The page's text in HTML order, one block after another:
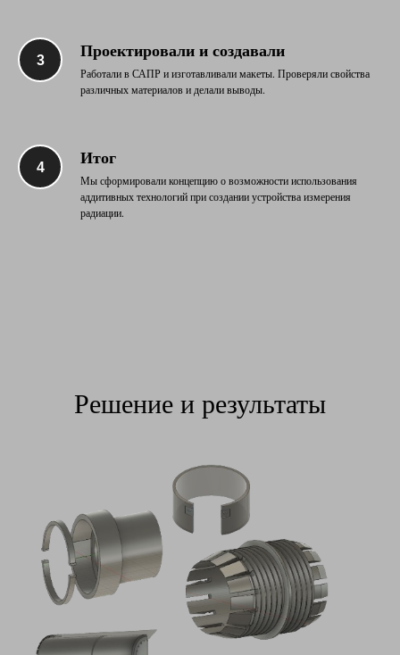
Проектировали и создавали
Работали в САПР и изготавливали макеты. Проверяли свойства
различных материалов и делали выводы.
Итог
Мы сформировали концепцию о возможности использования
аддитивных технологий при создании устройства измерения
радиации.
Решение и результаты